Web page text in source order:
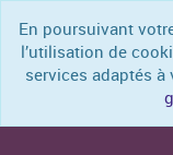
En poursuivant
l’utilisation de
services adaptés à